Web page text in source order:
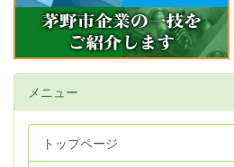
メニュー
トップページ